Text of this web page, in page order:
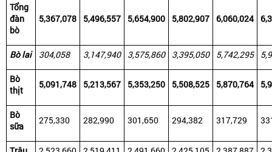
Tổng
đàn
bò
5,367,078 5,496,557 5,654,900 5,802,907 6,060,024
Bò lai 304,058 3,147,940 3,575,860 3,395,050 5,742,295
Bò
thịt
5,091,748 5,213,567 5,353,250 5,508,525 5,870,764
Bò
sữa
275,330 282,990 301,650 294,382 317,729